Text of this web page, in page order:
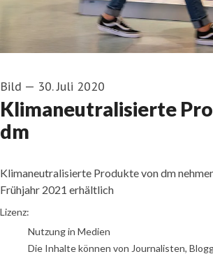
Bild — 30. Juli 2020
Klimaneutralisierte
dm
Klimaneutralisierte Produkte von dm
Frühjahr 2021 erhältlich
dm-drogerie markt GmbH + Co. KG /
Lizenz:
Nutzung in Medien
Die Inhalte können von Journalisten,